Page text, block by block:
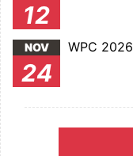
12
NOV
24
WPC 2026